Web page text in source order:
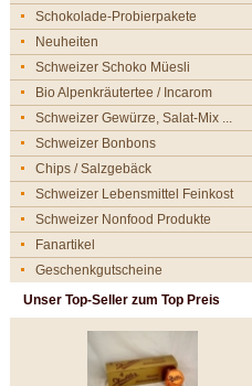
Schokolade-Probierpakete
Neuheiten
Schweizer Schoko Müesli
Bio Alpenkräutertee / Incarom
Schweizer Gewürze, Salat-Mix ...
Schweizer Bonbons
Chips / Salzgebäck
Schweizer Lebensmittel Feinkost
Schweizer Nonfood Produkte
Fanartikel
Geschenkgutscheine
Unser Top-Seller zum Top Preis